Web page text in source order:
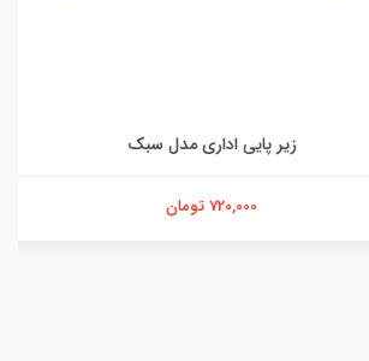
زیر پایی اداری مدل سبک